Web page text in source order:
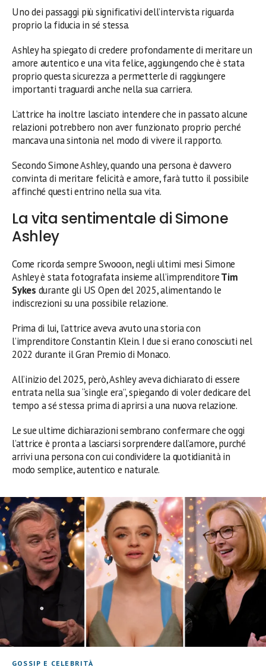
Uno dei passaggi più significativi dell’intervista riguarda
proprio la fiducia in sé stessa.
Ashley ha spiegato di credere profondamente di meritare un
amore autentico e una vita felice, aggiungendo che è stata
proprio questa sicurezza a permetterle di raggiungere
importanti traguardi anche nella sua carriera.
L’attrice ha inoltre lasciato intendere che in passato alcune
relazioni potrebbero non aver funzionato proprio perché
mancava una sintonia nel modo di vivere il rapporto.
Secondo Simone Ashley, quando una persona è davvero
convinta di meritare felicità e amore, farà tutto il possibile
affinché questi entrino nella sua vita.
La vita sentimentale di Simone
Ashley
Come ricorda sempre Swooon, negli ultimi mesi Simone
Ashley è stata fotografata insieme all’imprenditoreTim
Sykes durante gli US Open del 2025, alimentando le
indiscrezioni su una possibile relazione.
Prima di lui, l’attrice aveva avuto una storia con
l’imprenditore Constantin Klein. I due si erano conosciuti nel
2022 durante il Gran Premio di Monaco.
All’inizio del 2025, però, Ashley aveva dichiarato di essere
entrata nella sua “single era”, spiegando di voler dedicare del
tempo a sé stessa prima di aprirsi a una nuova relazione.
Le sue ultime dichiarazioni sembrano confermare che oggi
l’attrice è pronta a lasciarsi sorprendere dall’amore, purché
arrivi una persona con cui condividere la quotidianità in
modo semplice, autentico e naturale.
GOSSIP E CELEBRITÀ